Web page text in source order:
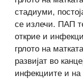
стадиуми,
се излечи. ПАП
открие и
грлото на
развијат во
инфекциите и на